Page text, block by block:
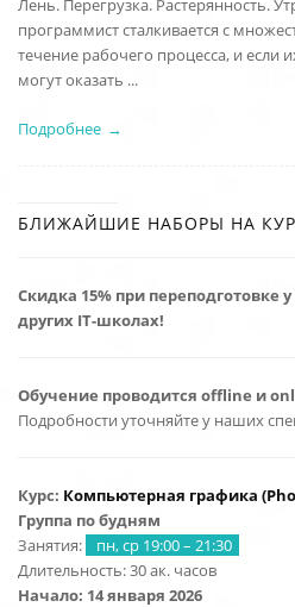
Лень. Перегрузка. Растерянность.
программист сталкивается с
течение рабочего процесса, и если
могут оказать ...
Подробнее
БЛИЖАЙШИЕ НАБОРЫ НА
Скидка 15% при переподготовке
других IT-школах!
Обучение проводится offline и
Подробности уточняйте у наших
Курс: Компьютерная графика
Группа по будням
Занятия:
пн, ср 19:00 – 21:30
Длительность: 30 ак. часов
Начало: 14 января 2026